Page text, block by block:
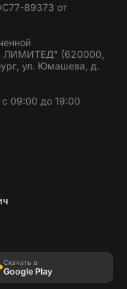
89373 от
ЛИМИТЕД" (620000,
ул. Юмашева, д.
09:00 до 19:00
Скачать в
Google Play